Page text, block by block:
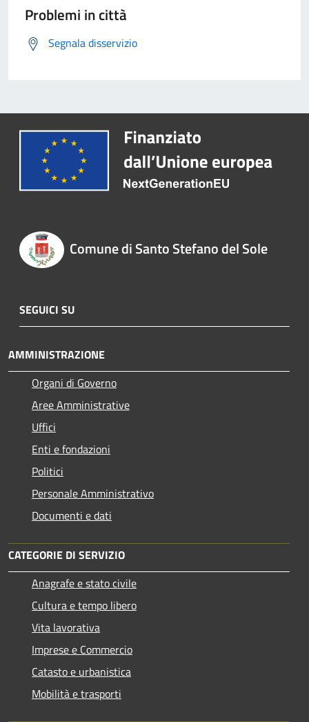
Problemi in città
Segnala disservizio
Comune di Santo Stefano del Sole
SEGUICI SU
AMMINISTRAZIONE
Organi di Governo
Aree Amministrative
Uffici
Enti e fondazioni
Politici
Personale Amministrativo
Documenti e dati
CATEGORIE DI SERVIZIO
Anagrafe e stato civile
Cultura e tempo libero
Vita lavorativa
Imprese e Commercio
Catasto e urbanistica
Mobilità e trasporti